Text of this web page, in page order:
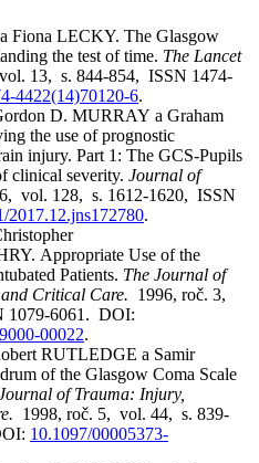
Fiona LECKY. The Glasgow
the test of time. The Lancet
13, s. 844-854, ISSN 1474-
4422(14)70120-6.
D. MURRAY a Graham
the use of prognostic
injury. Part 1: The GCS-Pupils
clinical severity. Journal of
vol. 128, s. 1612-1620, ISSN
2017.12.jns172780.
Appropriate Use of the
Patients. The Journal of
Critical Care. 1996, roč. 3,
1079-6061. DOI:
00022.
RUTLEDGE a Samir
of the Glasgow Coma Scale
of Trauma: Injury,
1998, roč. 5, vol. 44, s. 839-
10.1097/00005373-